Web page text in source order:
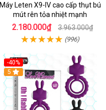
Máy Leten X9-IV cao cấp thụt bú
mút rên tỏa nhiệt mạnh
2.180.000₫ 3.963.000₫
(996)
-40%
5